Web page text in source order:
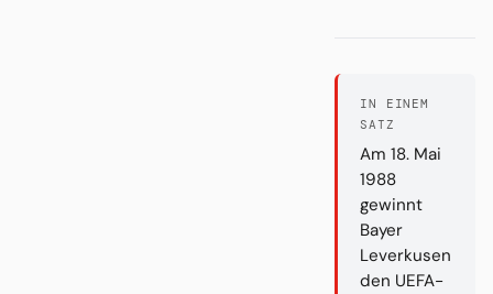
IN EINEM
SATZ
Am 18. Mai
1988
gewinnt
Bayer
Leverkusen
den UEFA-